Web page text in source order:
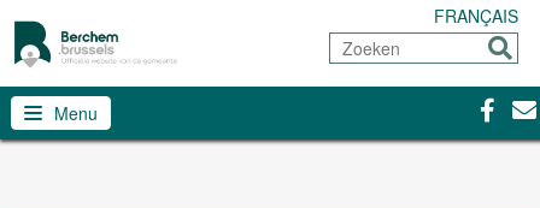
FRANÇAIS
Zoeken
Sturen
Menu